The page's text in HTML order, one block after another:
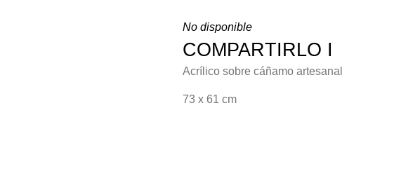
No disponible
COMPARTIRLO I
Acrílico sobre cáñamo artesanal
73 x 61 cm